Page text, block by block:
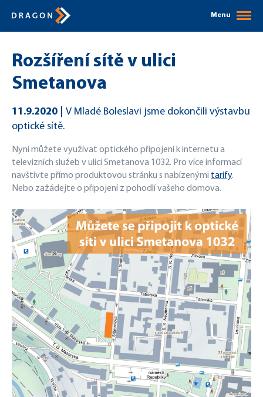
Menu
Rozšíření sítě v ulici
Smetanova
11.9.2020
V Mladé Boleslavi jsme dokončili výstavbu
optické sítě.
Nyní můžete využívat optického připojení k internetu a
televizních služeb v ulici Smetanova 1032. Pro více informací
navštivte přímo produktovou stránku s nabízenými tarify.
Nebo zažádejte o připojení z pohodlí vašeho domova.